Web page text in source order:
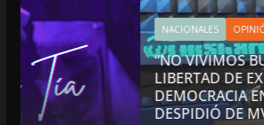
NACIONALES OPINIÓN
“NO VIVIMOS BUENOS
LIBERTAD DE EXPRESIÓN NI
DEMOCRACIA EN MÉXICO”:
DESPIDIÓ DE MVS